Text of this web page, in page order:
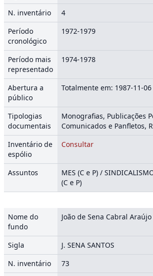
N. inventário
4
Período
cronológico
1972-1979
Período mais
representado
1974-1978
Abertura a
público
Totalmente em: 1987-11-06
Tipologias
documentais
Monografias, Publicações
Comunicados e Panfletos,
Inventário de
espólio
Consultar
Assuntos
MES (C e P) /
(C e P)
Nome do
fundo
João de Sena Cabral
Sigla
J. SENA SANTOS
N. inventário
73